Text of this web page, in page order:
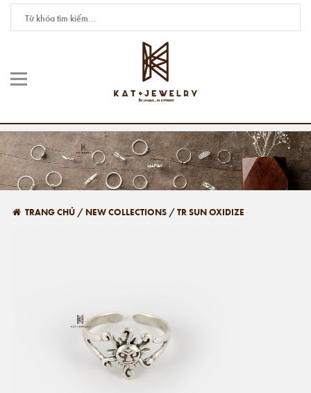
TRANG CHỦ / NEW COLLECTIONS /TR SUN OXIDIZE